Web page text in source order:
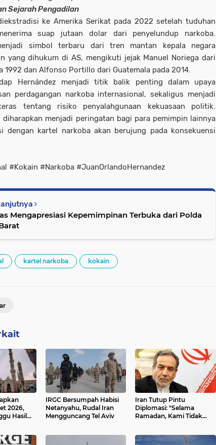
Sejarah Pengadilan
ke Amerika Serikat pada 2022 setelah tuduhan
suap jutaan dolar dari penyelundup narkoba.
simbol terbaru dari tren mantan kepala negara
yang dihukum di AS, mengikuti jejak Manuel Noriega dari
1992 dan Alfonso Portillo dari Guatemala pada 2014.
Hernández menjadi titik balik penting dalam upaya
perdagangan narkoba internasional, sekaligus menjadi
tentang risiko penyalahgunaan kekuasaan politik.
diharapkan menjadi peringatan bagi para pemimpin lainnya
dengan kartel narkoba akan berujung pada konsekuensi
#Kokain #Narkoba #JuanOrlandoHernandez
Mengapresiasi Kepemimpinan Terbuka dari Polda
kartel narkoba kokain
2026,
Hasil
IRGC Bersumpah Habisi
Netanyahu, Rudal Iran
Mengguncang Tel Aviv
Iran Tutup Pintu
Diplomasi: "Selama
Ramadan, Kami Tidak